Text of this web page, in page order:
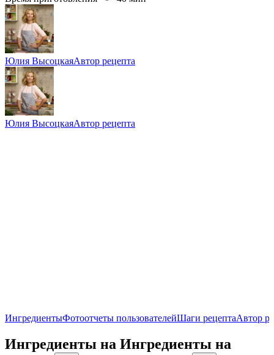
Юлия ВысоцкаяАвтор рецепта
Юлия ВысоцкаяАвтор рецепта
ИнгредиентыФотоотчеты пользователейШаги рецептаАвтор
Ингредиенты на Ингредиенты на